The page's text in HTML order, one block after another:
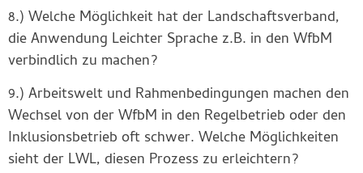
8.) Welche Möglichkeit hat der Landschaftsverband,
die Anwendung Leichter Sprache z.B. in den WfbM
verbindlich zu machen?
9.) Arbeitswelt und Rahmenbedingungen machen den
Wechsel von der WfbM in den Regelbetrieb oder den
Inklusionsbetrieb oft schwer. Welche Möglichkeiten
sieht der LWL, diesen Prozess zu erleichtern?